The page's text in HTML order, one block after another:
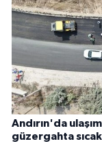
Andırın'da
güzergahta